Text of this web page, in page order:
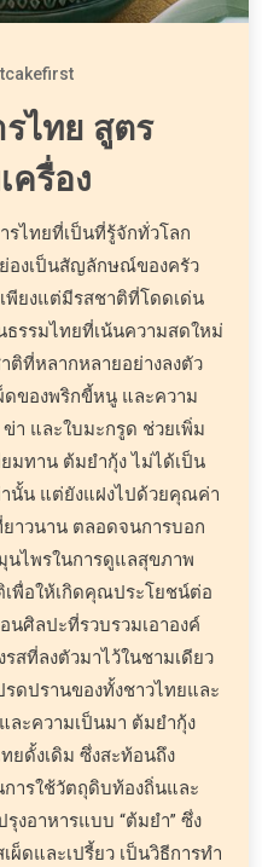
ไทย สูตร
ครื่อง
รไทยที่เป็นที่รู้จักทั่วโลก
องเป็นสัญลักษณ์ของครัว
พียงแต่มีรสชาติที่โดดเด่น
รรมไทยที่เน้นความสดใหม่
ติที่หลากหลายอย่างลงตัว
ดของพริกขี้หนู และความ
า และใบมะกรูด ช่วยเพิ่ม
มทาน ต้มยำกุ้ง ไม่ได้เป็น
านั้น แต่ยังแฝงไปด้วยคุณค่า
าวนาน ตลอดจนการบอก
นไพรในการดูแลสุขภาพ
เพื่อให้เกิดคุณประโยชน์ต่อ
นศิลปะที่รวบรวมเอาองค์
สที่ลงตัวมาไว้ในชามเดียว
ดปรานของทั้งชาวไทยและ
ละความเป็นมา ต้มยำกุ้ง
ยดั้งเดิม ซึ่งสะท้อนถึง
ารใช้วัตถุดิบท้องถิ่นและ
อาหารแบบ “ต้มยำ” ซึ่ง
ผ็ดและเปรี้ยว เป็นวิธีการทำ